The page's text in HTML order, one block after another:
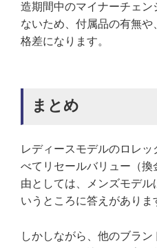
造期間中のマイナーチェ
ないため、付属品の有無
格差になります。
まとめ
レディースモデルのロレ
べてリセールバリュー（
由としては、メンズモデ
いうところに答えがありま
しかしながら、他のブラ